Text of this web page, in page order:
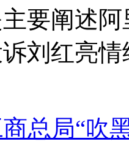
要阐述
刘红亮情
总局“吹